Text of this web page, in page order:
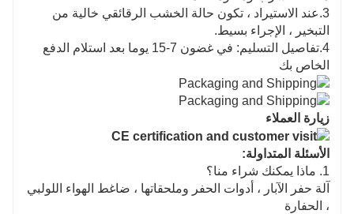
3.عند الاستيراد ، تكون حالة الخشب الرقائقي خالية من
التبخير ، الإجراء بسيط.
4.تفاصيل التسليم: في غضون 7-15 يوما بعد استلام الدفع
الخاص بك
زيارة العملاء
الأسئلة المتداولة:
1. ماذا يمكنك شراء منا؟
آلة حفر الآبار ، أدوات الحفر وملحقاتها ، ضاغط الهواء اللولبي
، الحفارة